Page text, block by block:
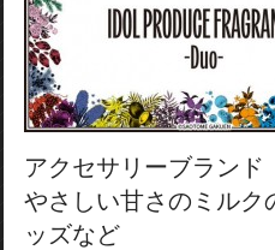
アクセサリーブラン
やさしい甘さのミルク
ッズなど